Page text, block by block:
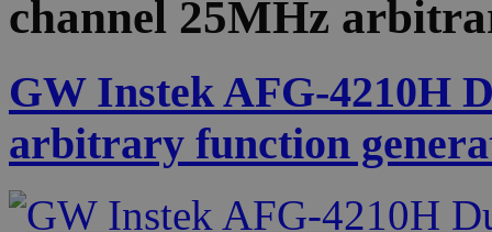
channel 25MHz
GW Instek AFG-4210H
arbitrary function